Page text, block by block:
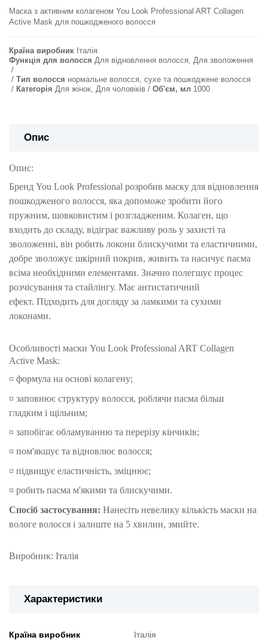
Маска з активним колагеном You Look Professional ART Collagen
Active Mask для пошкодженого волосся
Країна виробник Італія
Функція для волосся Для відновлення волосся, Для зволоження
Тип волосся нормальне волосся, сухе та пошкоджене волосся
Категорія Для жінок, Для чоловіків Об'єм, мл 1000
Опис
Опис:
Бренд You Look Professional розробив маску для відновлення
пошкодженого волосся, яка допоможе зробити його
пружним, шовковистим і розгладженим. Колаген, що
входить до складу, відіграє важливу роль у захисті та
зволоженні, він робить локони блискучими та еластичними,
добре зволожує шкірний покрив, живить та насичує пасма
всіма необхідними елементами. Значно полегшує процес
розчісування та стайлінгу. Має антистатичний
ефект. Підходить для догляду за ламкими та сухими
локонами.
Особливості маски You Look Professional ART Collagen
Active Mask:
¤ формула на основі колагену;
¤ заповнює структуру волосся, роблячи пасма більш
гладким і щільним;
¤ запобігає обламуванню та перерізу кінчиків;
¤ пом'якшує та відновлює волосся;
¤ підвищує еластичність, зміцнює;
¤ робить пасма м'якими та блискучими.
Спосіб застосування: Нанесіть невелику кількість маски на
вологе волосся і залиште на 5 хвилин, змийте.
Виробник: Італія
Характеристики
Країна виробник Італія